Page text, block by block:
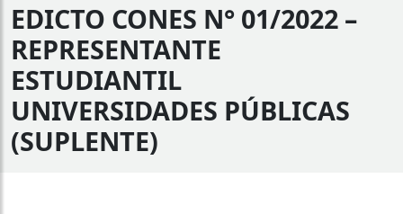
EDICTO CONES N° 01/2022 –
REPRESENTANTE
ESTUDIANTIL
UNIVERSIDADES PÚBLICAS
(SUPLENTE)